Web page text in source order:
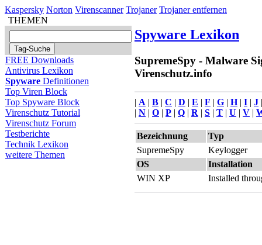
Kaspersky Norton Virenscanner Trojaner Trojaner entfernen
THEMEN
FREE Downloads
Antivirus Lexikon
Spyware Definitionen
Top Viren Block
Top Spyware Block
Virenschutz Tutorial
Virenschutz Forum
Testberichte
Technik Lexikon
weitere Themen
Spyware Lexikon
SupremeSpy - Malware
Virenschutz.info
| A | B | C | D | E | F | G | H| I | J
| N | O | P | Q | R | S | T | U | V |
Bezeichnung
Typ
SupremeSpy
Keylogger
OS
Installation
WIN XP
Installed